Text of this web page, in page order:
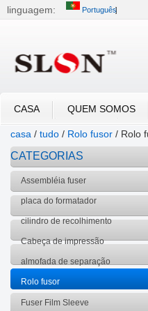
linguagem: Português
CASA QUEM SOMOS
casa / tudo / Rolo fusor / Rolo
CATEGORIAS
Assembléia fuser
placa do formatador
cilindro de recolhimento
Cabeça de impressão
almofada de separação
Rolo fusor
Fuser Film Sleeve